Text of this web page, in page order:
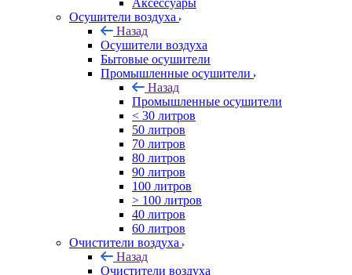
Аксессуары
Осушители воздуха
Назад
Осушители воздуха
Бытовые осушители
Промышленные осушители
Назад
Промышленные осушители
< 30 литров
50 литров
70 литров
80 литров
90 литров
100 литров
> 100 литров
40 литров
60 литров
Очистители воздуха
Назад
Очистители воздуха